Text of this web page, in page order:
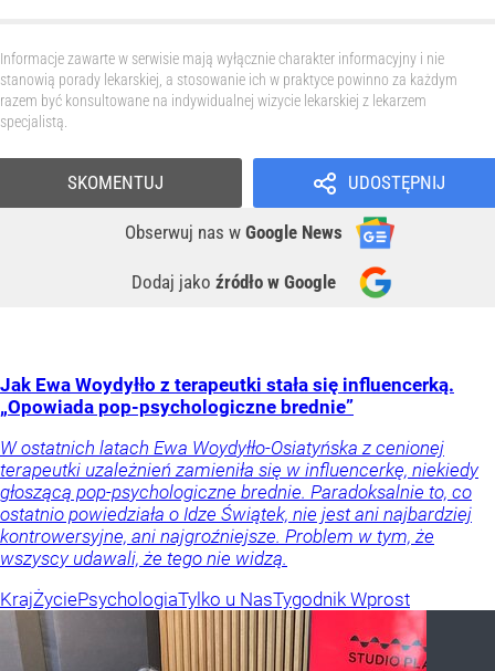
Informacje zawarte w serwisie mają wyłącznie charakter informacyjny i nie
stanowią porady lekarskiej, a stosowanie ich w praktyce powinno za każdym
razem być konsultowane na indywidualnej wizycie lekarskiej z lekarzem
specjalistą.
UDOSTĘPNIJ
Obserwuj nas w Google News
Dodaj jako źródło w Google
SKOMENTUJ
Jak Ewa Woydyłło z terapeutki stała się influencerką.
„Opowiada pop-psychologiczne brednie”
W ostatnich latach Ewa Woydyłło-Osiatyńska z cenionej
terapeutki uzależnień zamieniła się w influencerkę, niekiedy
głoszącą pop-psychologiczne brednie. Paradoksalnie to, co
ostatnio powiedziała o Idze Świątek, nie jest ani najbardziej
kontrowersyjne, ani najgroźniejsze. Problem w tym, że
wszyscy udawali, że tego nie widzą.
KrajŻyciePsychologiaTylko u NasTygodnik Wprost